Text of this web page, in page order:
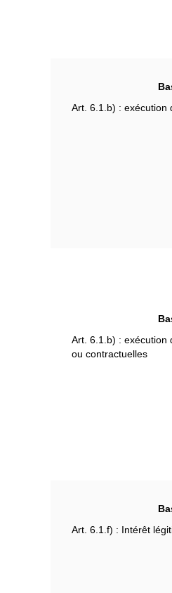
Art. 6.1.b) : exécution
Art. 6.1.b) : exécution
ou contractuelles
Art. 6.1.f) : Intérêt